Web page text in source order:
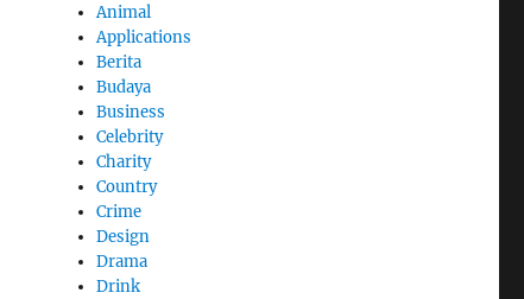
Animal
Applications
Berita
Budaya
Business
Celebrity
Charity
Country
Crime
Design
Drama
Drink